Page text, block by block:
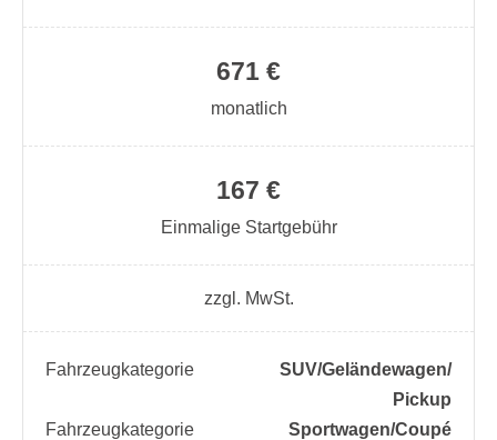
167 €
Einmalige Startgebühr
671 €
monatlich
zzgl. MwSt.
Fahrzeugkategorie
SUV/​Geländewagen/​
Pickup
Fahrzeugkategorie
Sportwagen/​Coupé